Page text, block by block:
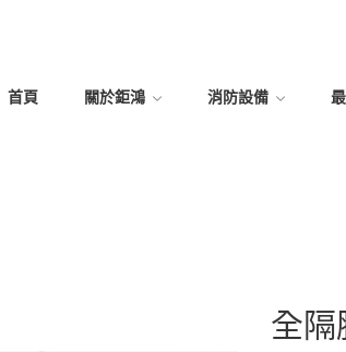
首頁 關於鉅鴻 消防設備
全隔